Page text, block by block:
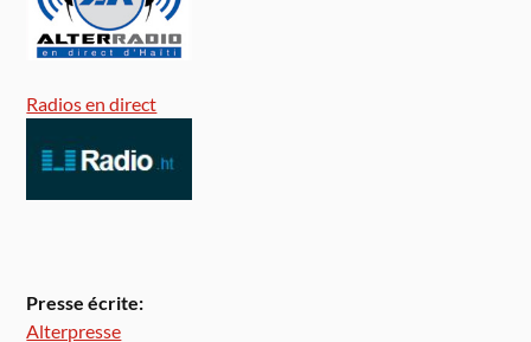
Radios en direct
Presse écrite:
Alterpresse